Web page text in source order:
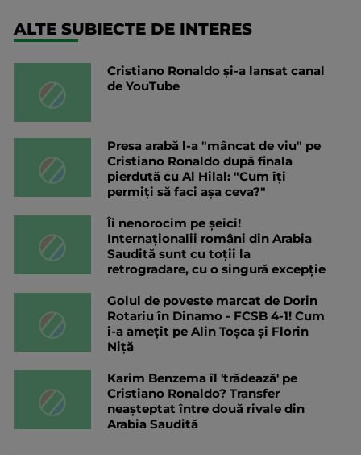
ALTE SUBIECTE DE INTERES
Cristiano Ronaldo și-a lansat canal
de YouTube
Presa arabă l-a "mâncat de viu" pe
Cristiano Ronaldo după finala
pierdută cu Al Hilal: "Cum îți
permiți să faci așa ceva?"
Îi nenorocim pe șeici!
Internaționalii români din Arabia
Saudită sunt cu toții la
retrogradare, cu o singură excepție
Golul de poveste marcat de Dorin
Rotariu în Dinamo - FCSB 4-1! Cum
i-a amețit pe Alin Toșca și Florin
Niță
Karim Benzema îl 'trădează' pe
Cristiano Ronaldo? Transfer
neașteptat între două rivale din
Arabia Saudită